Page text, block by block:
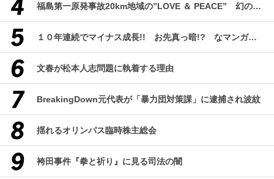
福島第一原発事故20km地域の”LOVE ＆ PEACE” 幻のコミューン「獏原人村」の現在
１０年連続でマイナス成長!! お先真っ暗!? なマンガ産業研究
文春が松本人志問題に執着する理由
BreakingDown元代表が「暴力団対策課」に逮捕され波紋
揺れるオリンパス臨時株主総会
袴田事件『拳と祈り』に見る司法の闇